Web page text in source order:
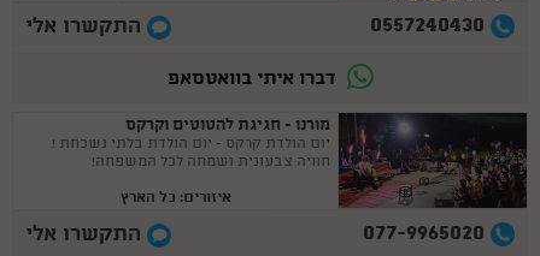
0557240430 התקשרו אלי
דברו איתי בוואטסאפ
מורנו - חגיגת להטוטים וקרקס
יום הולדת קרקס - יום הולדת בלתי נשכחת !
חוויה צבעונית ושמחה לכל המשפחה!
איזורים: כל הארץ
077-9965020 התקשרו אלי